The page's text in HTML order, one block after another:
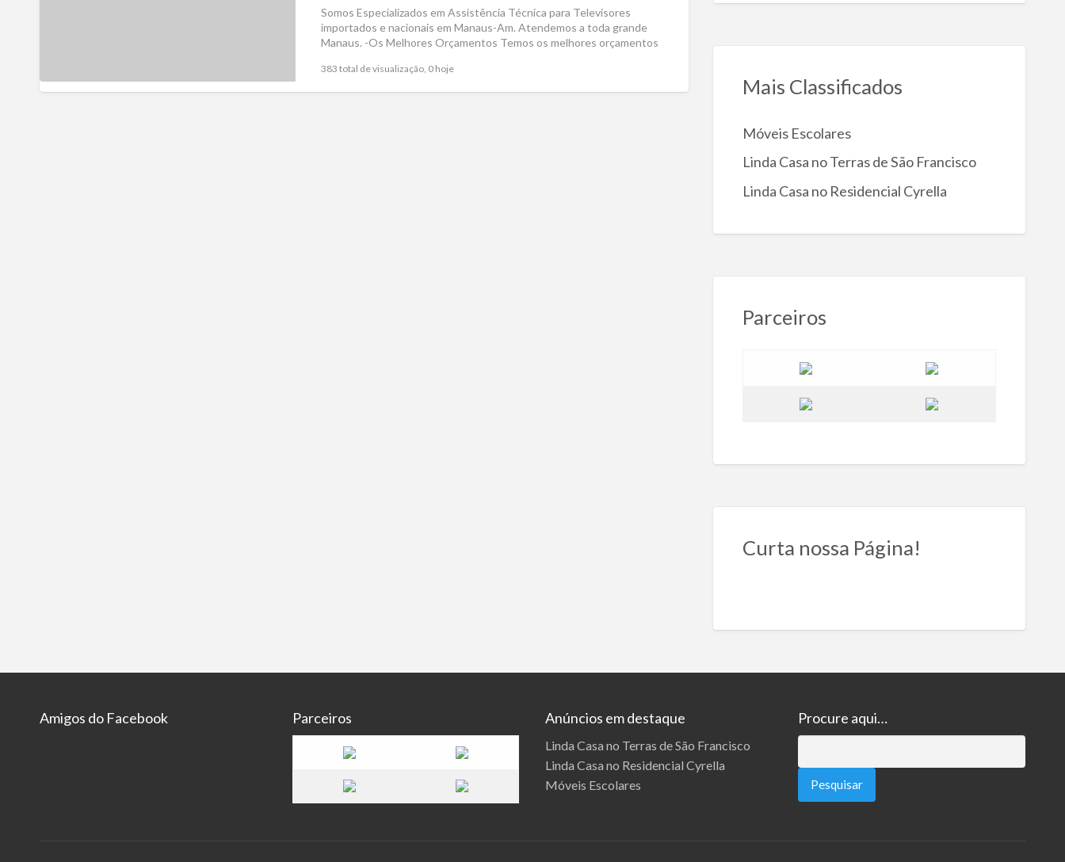
Somos Especializados em Assistência Técnica para Televisores
importados e nacionais em Manaus-Am. Atendemos a toda grande
Manaus. -Os Melhores Orçamentos Temos os melhores orçamentos
383 total de visualização, 0 hoje
Mais Classificados
Móveis Escolares
Linda Casa no Terras de São Francisco
Linda Casa no Residencial Cyrella
Parceiros
Curta nossa Página!
Amigos do Facebook Parceiros Anúncios em destaque
Linda Casa no Terras de São Francisco
Linda Casa no Residencial Cyrella
Móveis Escolares
Procure aqui…
por: